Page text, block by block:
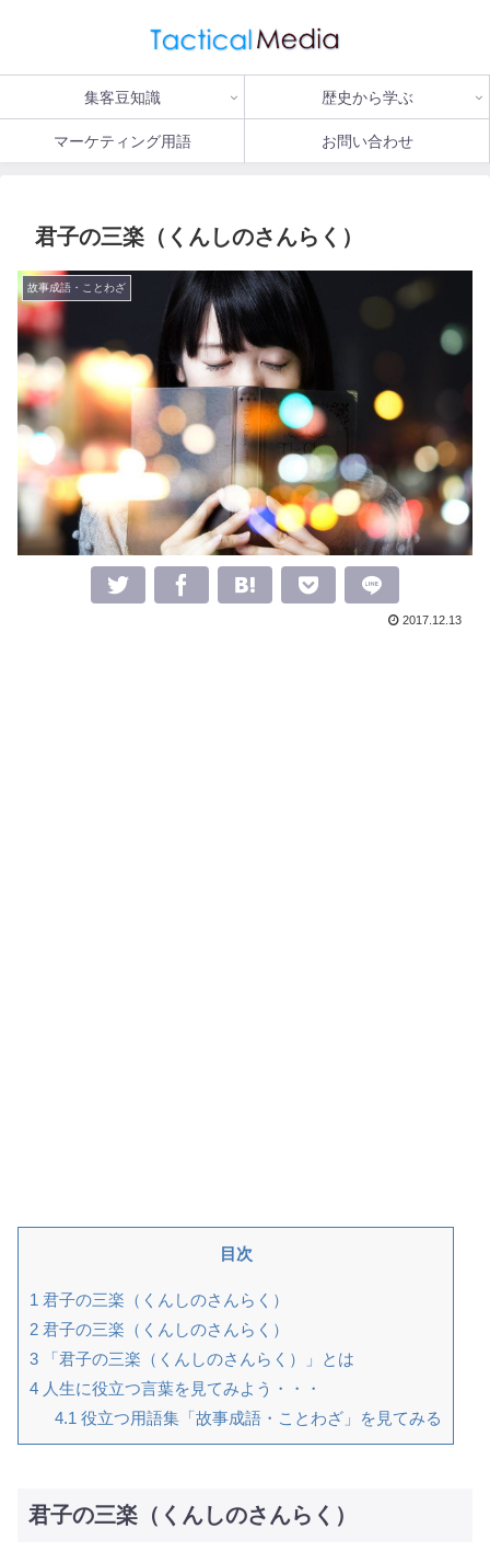
集客豆知識 歴史から学ぶ
マーケティング用語 お問い合わせ
君子の三楽（くんしのさんらく）
故事成語・ことわざ
2017.12.13
目次
1 君子の三楽（くんしのさんらく）
2 君子の三楽（くんしのさんらく）
3 「君子の三楽（くんしのさんらく）」とは
4 人生に役立つ言葉を見てみよう・・・
4.1 役立つ用語集「故事成語・ことわざ」を見てみる
君子の三楽（くんしのさんらく）